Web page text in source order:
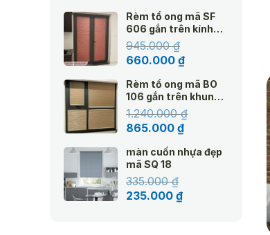
là:
1.240.000 ₫.
tại
là:
Rèm tổ ong mã SF
606 gắn trên kính
Top Down hệ 25
945.000₫
Giá
là:
945.000 ₫.
660.000 ₫Giá
tại
là:
660.000 ₫.
Rèm tổ ong mã BO
106 gắn trên khung
cửa sổ hệ Top Down
25
1.240.000₫
Giá
là:
1.240.000 ₫.
865.000 ₫Giá
tại
màn cuốn nhựa đẹp
mã SQ 18
335.000₫
Giá
235.000 ₫Giá